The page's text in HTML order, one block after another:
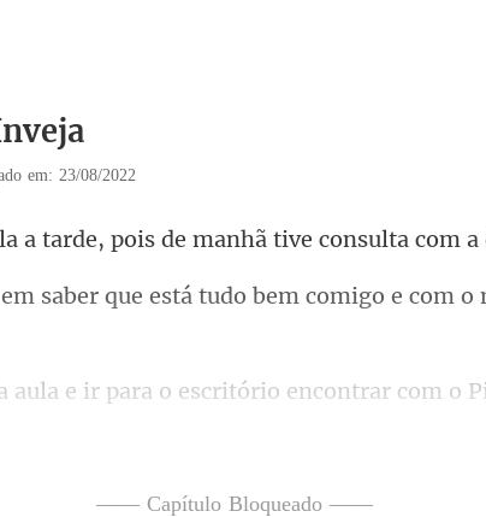
em: 23/08/2022
de, pois de manhã tive con
que está tudo bem comigo e c
contrar com o
—— Capítulo Bloqueado ——